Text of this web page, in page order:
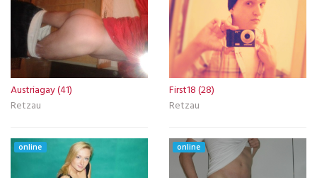
Austriagay (41)
Retzau
First18 (28)
Retzau
online online